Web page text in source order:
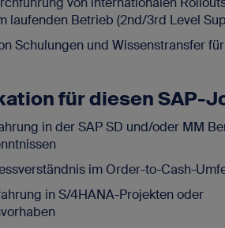
laufenden Betrieb (2nd/3rd Level
Schulungen und Wissenstransfer
für diesen SAP-
in der SAP SD und/oder MM
im Order-to-Cash-
in S/4HANA-Projekten oder